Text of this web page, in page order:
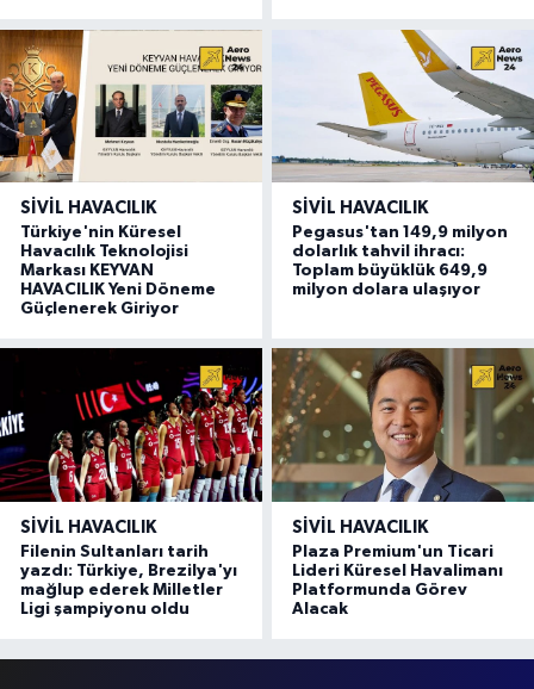
SIVIL HAVACILIK
Türkiye'nin Küresel
Havacılık Teknolojisi
Markası KEYVAN
HAVACILIK Yeni Döneme
Güçlenerek Giriyor
SIVIL HAVACILIK
Pegasus'tan 149,9 milyon
dolarlık tahvil ihracı:
Toplam büyüklük 649,9
milyon dolara ulaşıyor
SIVIL HAVACILIK
Filenin Sultanları tarih
yazdı: Türkiye, Brezilya'yı
mağlup ederek Milletler
Ligi şampiyonu oldu
SIVIL HAVACILIK
Plaza Premium'un Ticari
Lideri Küresel Havalimanı
Platformunda Görev
Alacak